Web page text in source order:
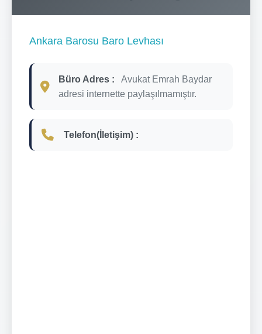
Ankara Barosu Baro Levhası
Büro Adres :
Avukat Emrah Baydar
adresi internette paylaşılmamıştır.
Telefon(İletişim) :